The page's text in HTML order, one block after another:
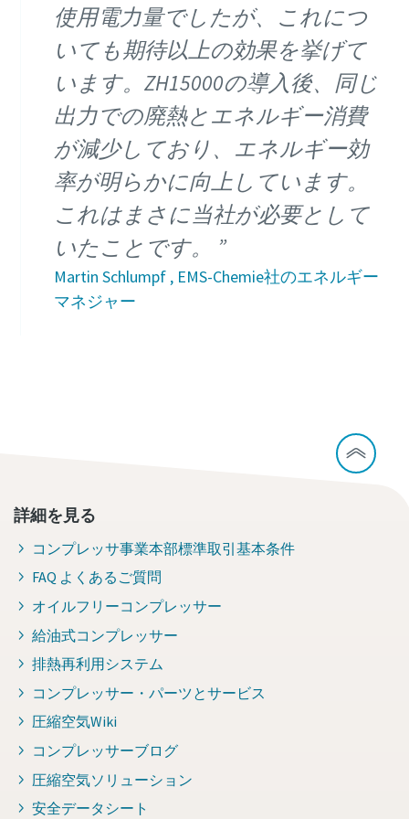
使用電力量でしたが、これにつ
いても期待以上の効果を挙げて
います。ZH15000の導入後、同じ
出力での廃熱とエネルギー消費
が減少しており、エネルギー効
率が明らかに向上しています。
これはまさに当社が必要として
いたことです。
Martin Schlumpf , EMS-Chemie社のエネルギー
マネジャー
詳細を見る
コンプレッサ事業本部標準取引基本条件
FAQ よくあるご質問
オイルフリーコンプレッサー
給油式コンプレッサー
排熱再利用システム
コンプレッサー・パーツとサービス
圧縮空気Wiki
コンプレッサーブログ
圧縮空気ソリューション
安全データシート